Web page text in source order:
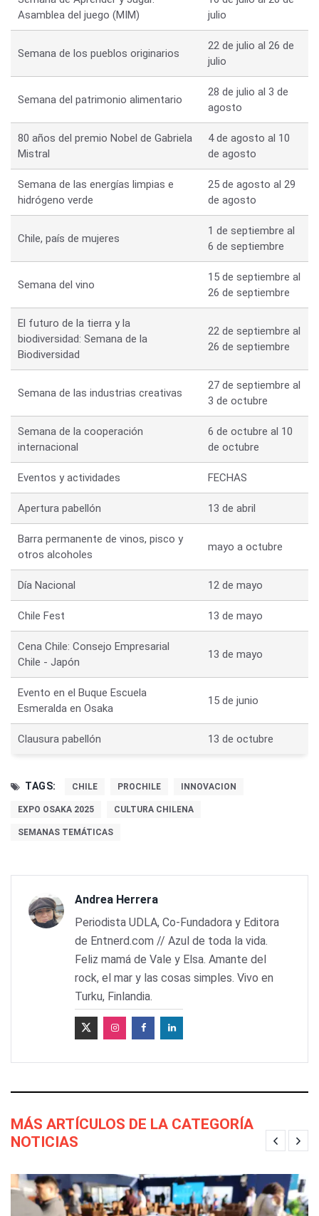
Asamblea del juego (MIM)
julio
Semana de los pueblos originarios
22 de julio al 26 de
julio
Semana del patrimonio alimentario
28 de julio al 3 de
agosto
80 años del premio Nobel de Gabriela
Mistral
4 de agosto al 10
de agosto
Semana de las energías limpias e
hidrógeno verde
25 de agosto al 29
de agosto
Chile, país de mujeres
1 de septiembre al
6 de septiembre
Semana del vino
15 de septiembre al
26 de septiembre
El futuro de la tierra y la
biodiversidad: Semana de la
Biodiversidad
22 de septiembre al
26 de septiembre
Semana de las industrias creativas
27 de septiembre al
3 de octubre
Semana de la cooperación
internacional
6 de octubre al 10
de octubre
Eventos y actividades FECHAS
Apertura pabellón 13 de abril
Barra permanente de vinos, pisco y
otros alcoholes
mayo a octubre
Día Nacional 12 de mayo
Chile Fest 13 de mayo
Cena Chile: Consejo Empresarial
Chile - Japón
13 de mayo
Evento en el Buque Escuela
Esmeralda en Osaka
15 de junio
Clausura pabellón 13 de octubre
TAGS: CHILE PROCHILE INNOVACION
EXPO OSAKA 2025 CULTURA CHILENA
SEMANAS TEMÁTICAS
Andrea Herrera
Periodista UDLA, Co-Fundadora y Editora
de Entnerd.com // Azul de toda la vida.
Feliz mamá de Vale y Elsa. Amante del
rock, el mar y las cosas simples. Vivo en
Turku, Finlandia.
MÁS ARTÍCULOS DE LA CATEGORÍA
NOTICIAS